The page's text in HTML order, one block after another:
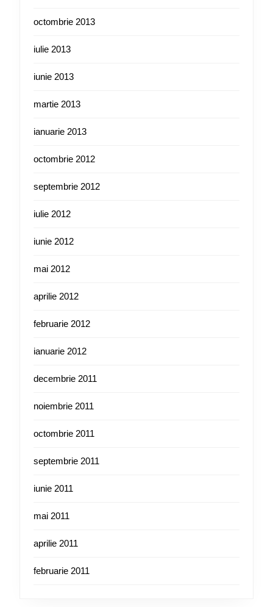
octombrie 2013
iulie 2013
iunie 2013
martie 2013
ianuarie 2013
octombrie 2012
septembrie 2012
iulie 2012
iunie 2012
mai 2012
aprilie 2012
februarie 2012
ianuarie 2012
decembrie 2011
noiembrie 2011
octombrie 2011
septembrie 2011
iunie 2011
mai 2011
aprilie 2011
februarie 2011